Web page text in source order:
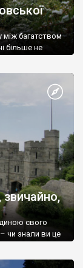
між багатством
більше не
звичайно,
свого
чи знали ви це